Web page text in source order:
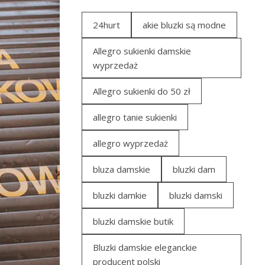
24hurt akie bluzki są modne
Allegro sukienki damskie
wyprzedaż
Allegro sukienki do 50 zł
allegro tanie sukienki
allegro wyprzedaż
bluza damskie bluzki dam
bluzki damkie bluzki damski
bluzki damskie butik
Bluzki damskie eleganckie
producent polski